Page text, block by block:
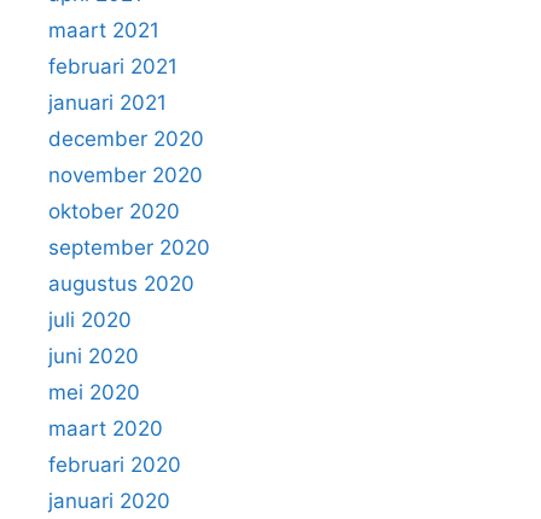
maart 2021
februari 2021
januari 2021
december 2020
november 2020
oktober 2020
september 2020
augustus 2020
juli 2020
juni 2020
mei 2020
maart 2020
februari 2020
januari 2020